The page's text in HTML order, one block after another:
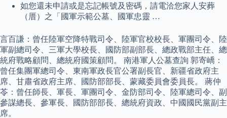
如您還未申請或是忘記帳號及密碼，請電洽您家人安葬
（厝）之「國軍示範公墓、國軍忠靈 …
言百謙：曾任陸軍空降特戰司令、陸軍官校校長、軍團司令、陸
軍副總司令、三軍大學校長、國防部副部長、總政戰部主任、總
統府戰略顧問、總統府國策顧問。 南港軍人公墓查詢 郭寄嶠：
曾任集團軍總司令、東南軍政長官公署副長官、新疆省政府主
席、甘肅省政府主席、國防部部長、蒙藏委員會委員長。 蔣仲
苓：曾任師長、軍長、軍團司令、金防部司令、陸軍總司令、副
參謀總長、參軍長、國防部部長、總統府資政、中國國民黨副主
席。